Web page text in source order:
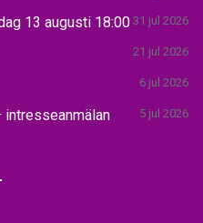
13 augusti 18:00 31 jul 2026
21 jul 2026
6 jul 2026
intresseanmälan 5 jul 2026